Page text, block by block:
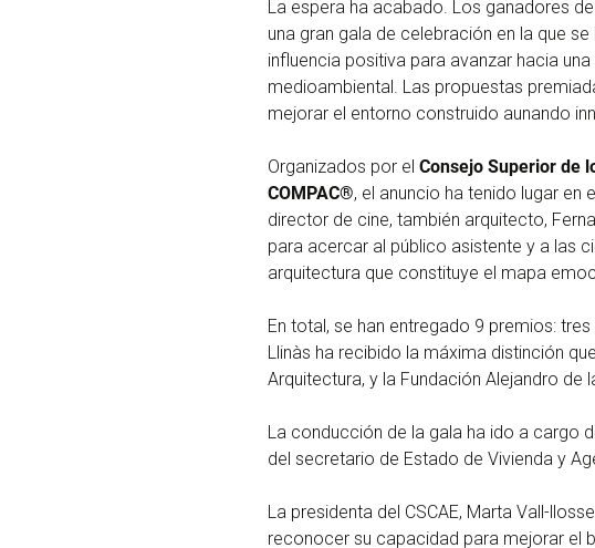
La espera ha acabado. Los ganadores
una gran gala de celebración en la que
influencia positiva para avanzar hacia
medioambiental. Las propuestas
mejorar el entorno construido aunando
Organizados por el Consejo Superior de
COMPAC®, el anuncio ha tenido lugar en
director de cine, también arquitecto,
para acercar al público asistente y a las
arquitectura que constituye el mapa
En total, se han entregado 9 premios:
Llinàs ha recibido la máxima distinción
Arquitectura, y la Fundación Alejandro de
La conducción de la gala ha ido a cargo
del secretario de Estado de Vivienda y
La presidenta del CSCAE, Marta Vall-
reconocer su capacidad para mejorar el